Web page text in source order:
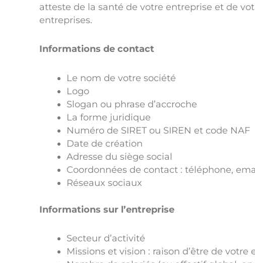
atteste de la santé de votre entreprise et de
entreprises.
Informations de contact
Le nom de votre société
Logo
Slogan ou phrase d’accroche
La forme juridique
Numéro de SIRET ou SIREN et code NAF
Date de création
Adresse du siège social
Coordonnées de contact : téléphone,
Réseaux sociaux
Informations sur l’entreprise
Secteur d’activité
Missions et vision : raison d’être de